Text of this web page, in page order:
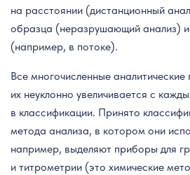
на расстоянии (дистанционный
образца (неразрушающий анализ)
(например, в потоке).
Все многочисленные
их неуклонно увеличивается с
в классификации. Принято
метода анализа, в котором они
например, выделяют приборы для
и титрометрии (это химические